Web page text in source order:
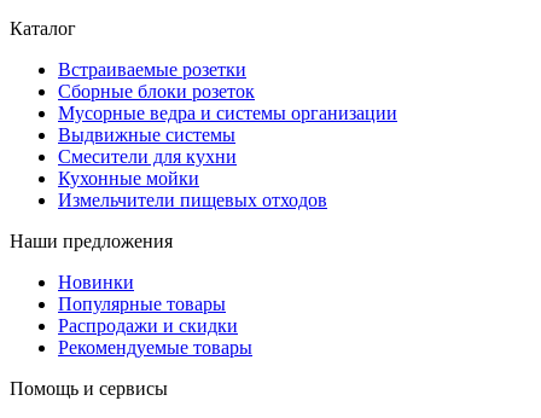
Каталог
Встраиваемые розетки
Сборные блоки розеток
Мусорные ведра и системы организации
Выдвижные системы
Смесители для кухни
Кухонные мойки
Измельчители пищевых отходов
Наши предложения
Новинки
Популярные товары
Распродажи и скидки
Рекомендуемые товары
Помощь и сервисы